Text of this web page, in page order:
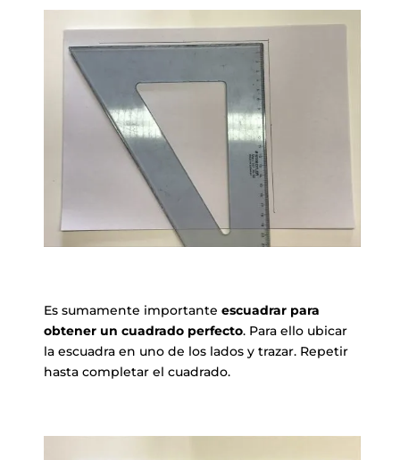
Es sumamente importanteescuadrar para
obtener un cuadrado perfecto. Para ello ubicar
la escuadra en uno de los lados y trazar. Repetir
hasta completar el cuadrado.